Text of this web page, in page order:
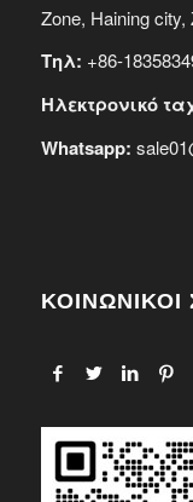
Zone, Haining
Τηλ: +86-
Ηλεκτρονικό
Whatsapp: